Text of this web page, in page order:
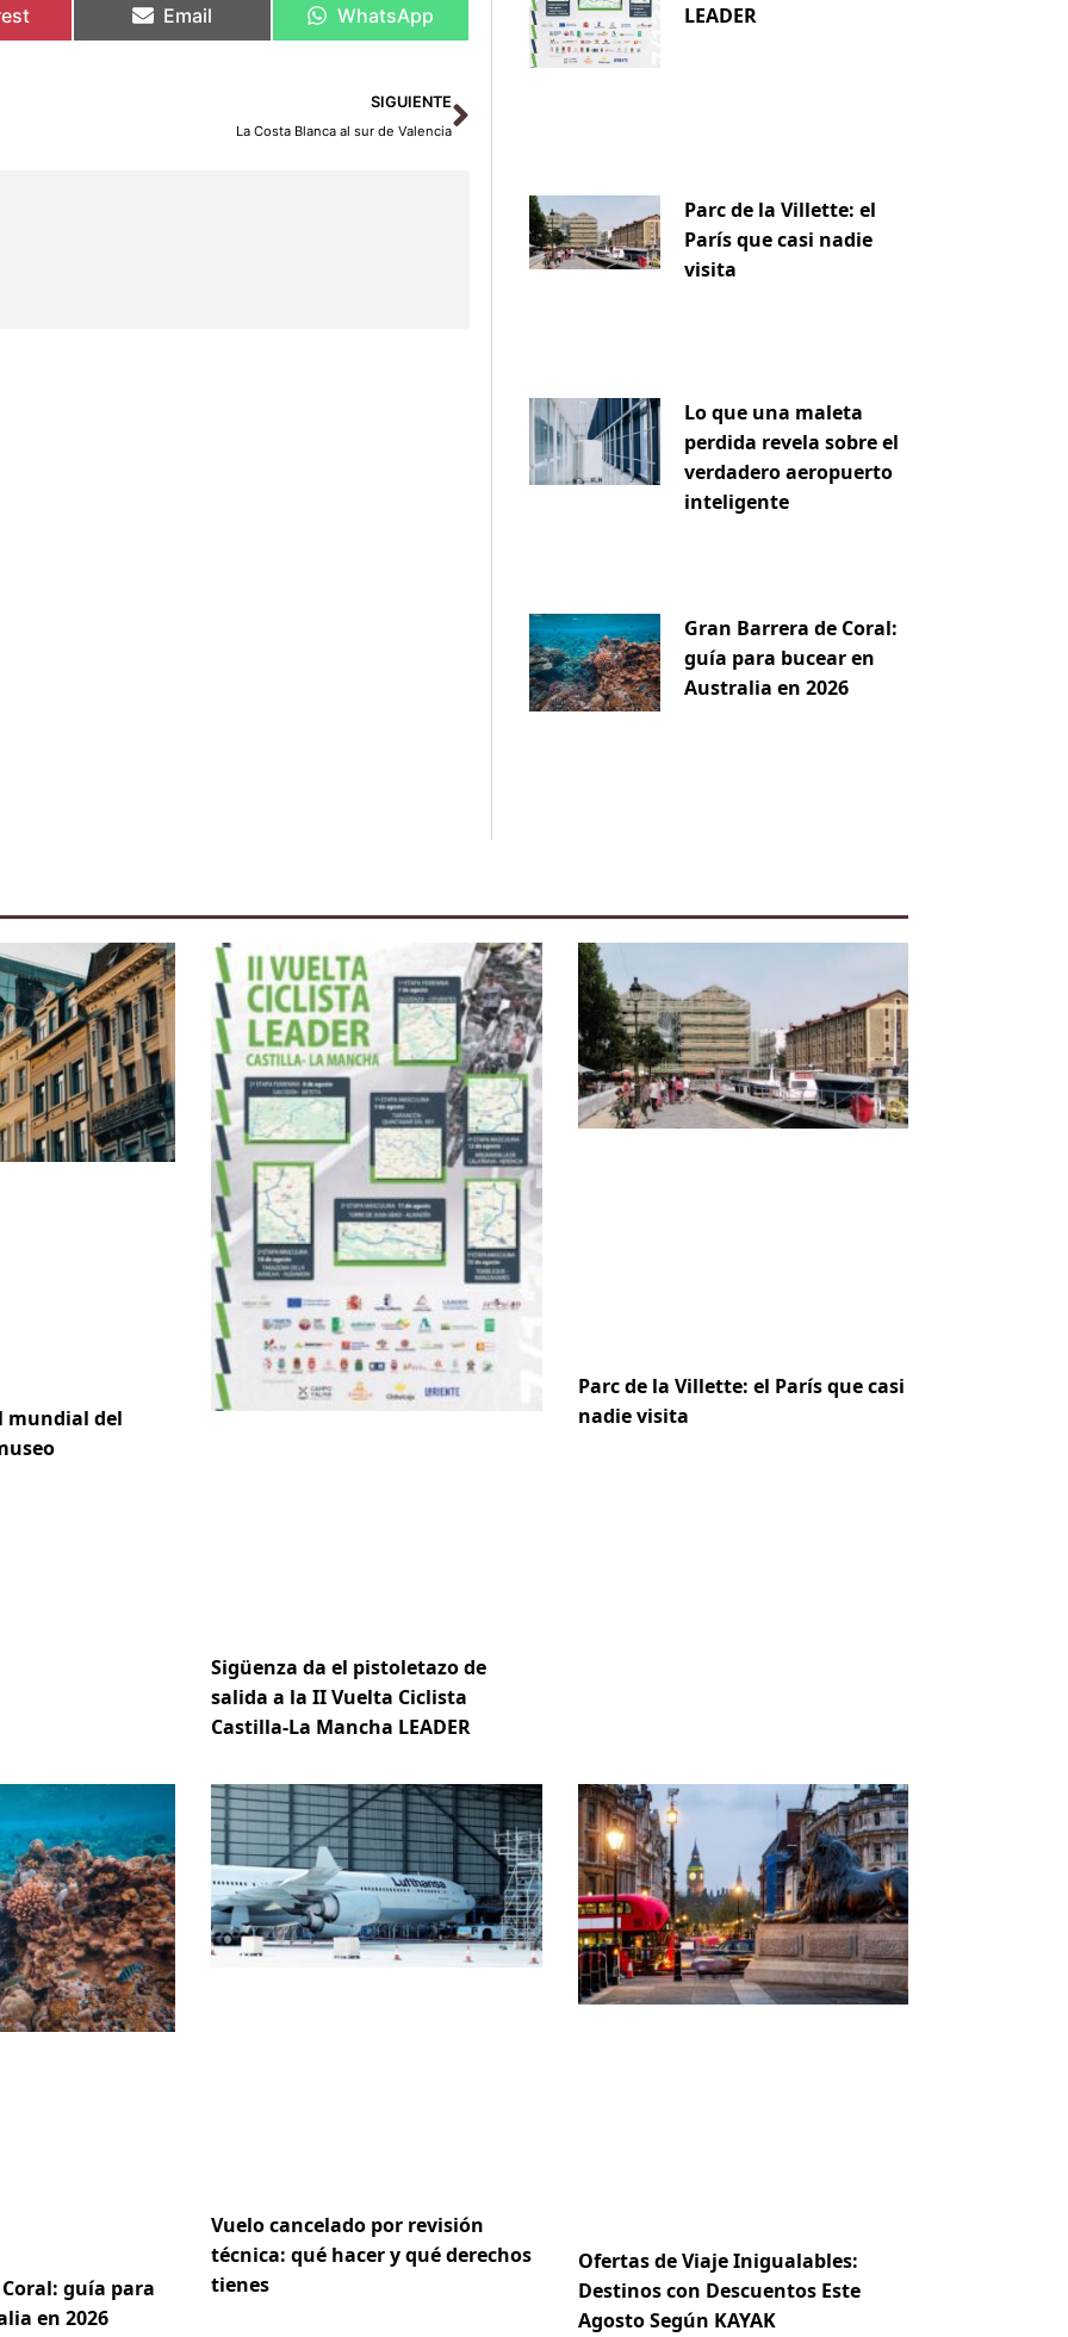
Email WhatsApp
SIGUIENTE
La Costa Blanca al sur de Valencia
Siguiente
LEADER
Parc de la Villette: el
París que casi nadie
visita
Lo que una maleta
perdida revela sobre el
verdadero aeropuerto
inteligente
Gran Barrera de Coral:
guía para bucear en
Australia en 2026
mundial del
Sigüenza da el pistoletazo de
salida a la II Vuelta Ciclista
Castilla-La Mancha LEADER
Parc de la Villette: el París que casi
nadie visita
guía para
en 2026
Vuelo cancelado por revisión
técnica: qué hacer y qué derechos
tienes
Ofertas de Viaje Inigualables:
Destinos con Descuentos Este
Agosto Según KAYAK